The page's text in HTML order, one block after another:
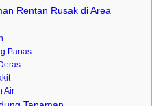
Rentan Rusak di Area
Panas
Air